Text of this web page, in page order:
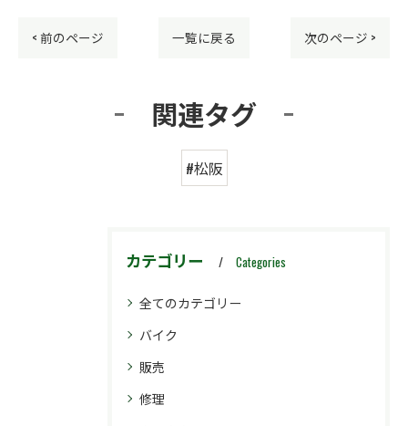
< 前のページ 一覧に戻る 次のページ >
関連タグ
#松阪
カテゴリー Categories
全てのカテゴリー
バイク
販売
修理